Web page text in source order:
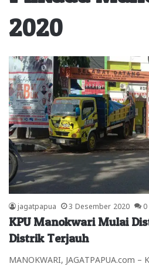
2020
jagatpapua 3 Desember 2020 0
KPU Manokwari Mulai
Distrik Terjauh
MANOKWARI, JAGATPAPUA.com –